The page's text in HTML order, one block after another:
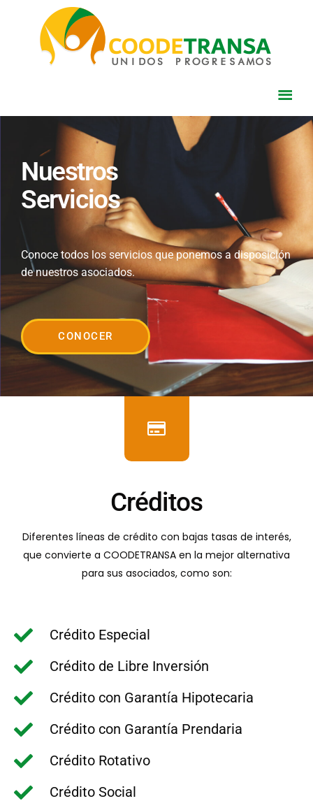
Nuestros
Servicios
Conoce todos los servicios que ponemos a disposición
de nuestros asociados.
CONOCER
Créditos
Diferentes líneas de crédito con bajas tasas de interés,
que convierte a COODETRANSA en la mejor alternativa
para sus asociados, como son:
Crédito Especial
Crédito de Libre Inversión
Crédito con Garantía Hipotecaria
Crédito con Garantía Prendaria
Crédito Rotativo
Crédito Social